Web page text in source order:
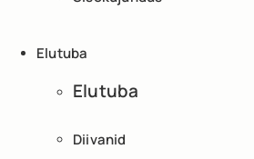
Elutuba
Elutuba
Diivanid